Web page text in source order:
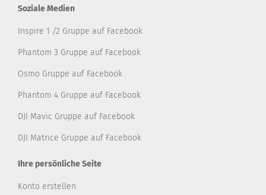
Soziale Medien
Inspire 1 /2 Gruppe auf Facebook
Phantom 3 Gruppe auf Facebook
Osmo Gruppe auf Facebook
Phantom 4 Gruppe auf Facebook
DJI Mavic Gruppe auf Facebook
DJI Matrice Gruppe auf Facebook
Ihre persönliche Seite
Konto erstellen